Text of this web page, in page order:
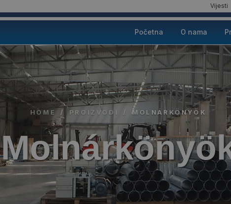
Vijesti
Početna O nama
HOME / PROIZVODI / MOLNÁRKÖNYÖK